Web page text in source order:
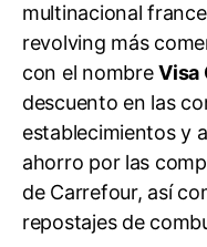
multinacional
revolving más
con el nombreVisa
descuento en las
establecimientos y
ahorro por las
de Carrefour, así
repostajes de